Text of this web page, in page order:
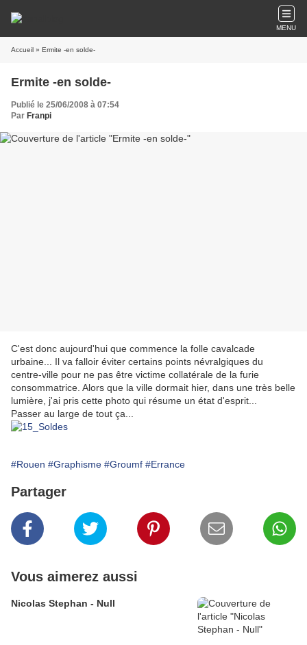
MENU
Accueil » Ermite -en solde-
Ermite -en solde-
Publié le 25/06/2008 à 07:54
Par Franpi
C'est donc aujourd'hui que commence la folle cavalcade
urbaine... Il va falloir éviter certains points névralgiques du
centre-ville pour ne pas être victime collatérale de la furie
consommatrice. Alors que la ville dormait hier, dans une très belle
lumière, j'ai pris cette photo qui résume un état d'esprit...
Passer au large de tout ça...
#Rouen #Graphisme #Groumf #Errance
Partager
Vous aimerez aussi
Nicolas Stephan - Null